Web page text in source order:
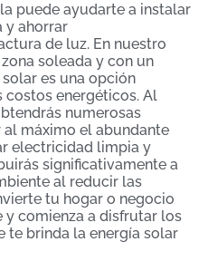
puede ayudarte a instalar
y ahorrar
de luz. En nuestro
soleada y con un
es una opción
energéticos. Al
numerosas
máximo el abundante
electricidad limpia y
significativamente a
al reducir las
tu hogar o negocio
y comienza a disfrutar los
te brinda la energía solar